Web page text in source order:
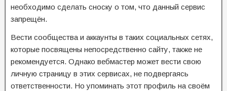
необходимо сделать сноску о том, что данный сервис
запрещён.
Вести сообщества и аккаунты в таких социальных сетях,
которые посвящены непосредственно сайту, также не
рекомендуется. Однако вебмастер может вести свою
личную страницу в этих сервисах, не подвергаясь
ответственности. Но упоминать этот профиль на своём